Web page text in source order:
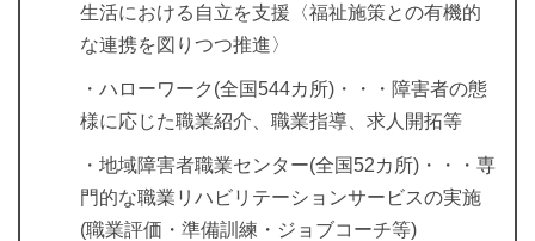
生活における自立を支援〈福祉施策との有機的
な連携を図りつつ推進〉
・ハローワーク(全国544カ所)・・・障害者の態
様に応じた職業紹介、職業指導、求人開拓等
・地域障害者職業センター(全国52カ所)・・・専
門的な職業リハビリテーションサービスの実施
(職業評価・準備訓練・ジョブコーチ等)